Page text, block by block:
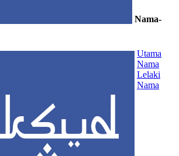
Nama-
Utama
Nama
Lelaki
Nama